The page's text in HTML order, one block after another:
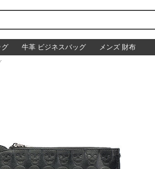
グ 牛革 ビジネスバッグ メンズ 財布